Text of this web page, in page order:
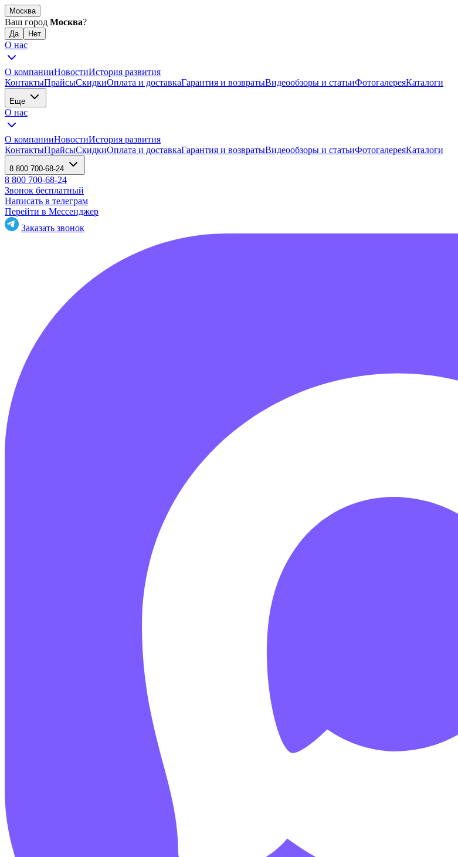
Москва
Ваш город Москва?
О нас
О компанииНовостиИстория развития
КонтактыПрайсыСкидкиОплата и доставкаГарантия и возвратыВидеообзоры и статьиФотогалереяКаталоги
Еще
О нас
О компанииНовостиИстория развития
КонтактыПрайсыСкидкиОплата и доставкаГарантия и возвратыВидеообзоры и статьиФотогалереяКаталоги
8 800 700-68-24
8 800 700-68-24
Звонок бесплатный
Написать в телеграм
Перейти в Мессенджер
Заказать звонок